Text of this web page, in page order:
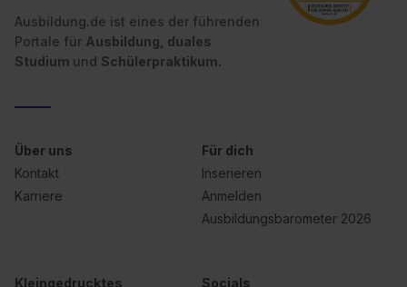
Ausbildung.de ist eines der führenden
Portale für Ausbildung, duales
Studium und Schülerpraktikum.
Über uns
Kontakt
Karriere
Für dich
Inserieren
Anmelden
Ausbildungsbarometer 2026
Kleingedrucktes
Socials